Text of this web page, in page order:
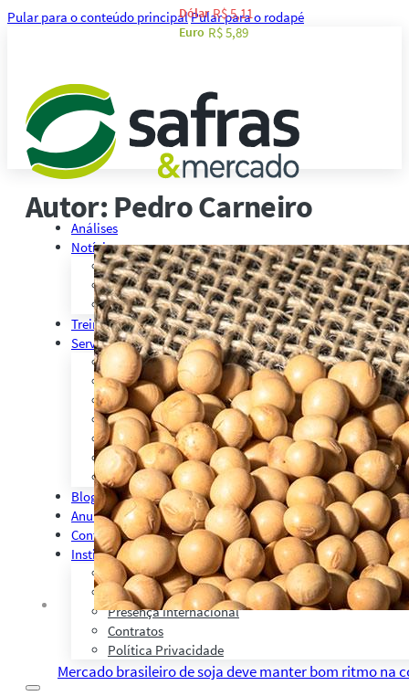
Pular para o conteúdo principalPular para o rodapé
Análises
Notícias
Notícias Agronegócio
Notícias Financeiras
Agenda
Treinamentos
Serviços
Consultoria
Plataforma Safras
Safras API Data Feed
CMA Series 4 Agrícola by Safras
Palestras, Cursos e Treinamentos
Pesquisas e Estudos Técnicos
Safras Agro Tour
Blog
Anuncie
Contato
Institucional
Quem Somos
Política de Qualidade
Presença Internacional
Contratos
Política Privacidade
Dólar R$ 5,11
Euro R$ 5,89
Autor: Pedro Carneiro
Mercado brasileiro de soja deve manter bom ritmo na